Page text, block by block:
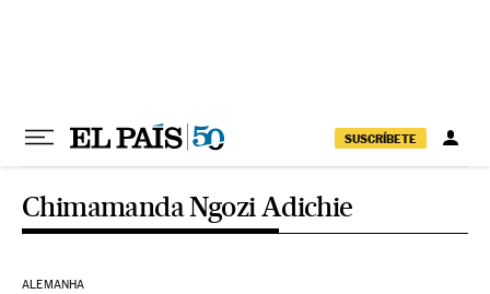
SUSCRÍBETE
Chimamanda Ngozi Adichie
ALEMANHA